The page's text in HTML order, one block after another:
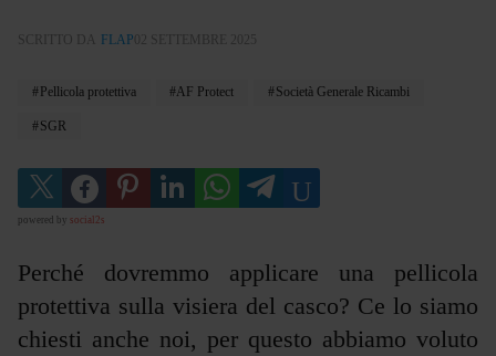
SCRITTO DA FLAP 02 SETTEMBRE 2025
Pellicola protettiva AF Protect Società Generale Ricambi
SGR
powered by social2s
Perché dovremmo applicare una pellicola
protettiva sulla visiera del casco? Ce lo siamo
chiesti anche noi, per questo abbiamo voluto